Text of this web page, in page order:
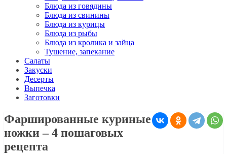
Блюда из говядины
Блюда из свинины
Блюда из курицы
Блюда из рыбы
Блюда из кролика и зайца
Тушение, запекание
Салаты
Закуски
Десерты
Выпечка
Заготовки
Фаршированные куриные
ножки – 4 пошаговых
рецепта